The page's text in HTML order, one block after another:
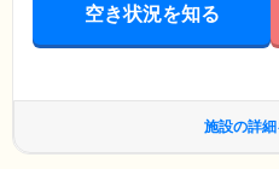
空き状況を知る
施設の詳